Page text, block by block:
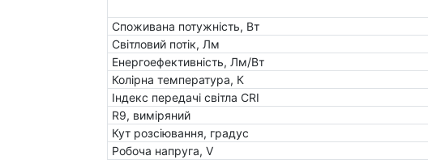
Споживана потужність, Вт
Світловий потік, Лм
Енергоефективність, Лм/Вт
Колірна температура, К
Індекс передачі світла CRI
R9, виміряний
Кут розсіювання, градус
Робоча напруга, V